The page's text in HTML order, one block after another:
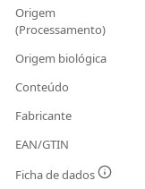
Origem
(Processamento)
Origem biológica
Conteúdo
Fabricante
EAN/GTIN
Ficha de dados